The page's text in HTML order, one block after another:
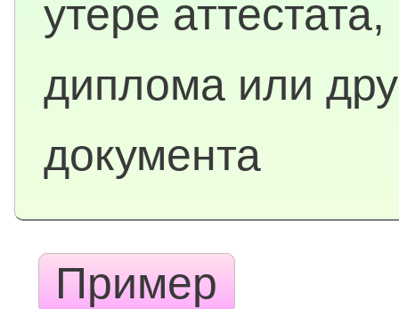
утере аттестата,
диплома или
документа
Пример